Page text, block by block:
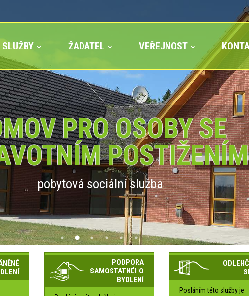
SLUŽBY ŽADATEL VEŘEJNOST
PRO OSOBY SE
POSTIŽENÍM
pobytová sociální služba
PODPORA
SAMOSTATNÉHO
BYDLENÍ
Posláním této služby je